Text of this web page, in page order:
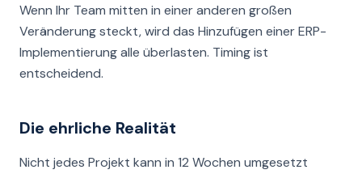
Wenn Ihr Team mitten in einer anderen großen
Veränderung steckt, wird das Hinzufügen einer ERP-
Implementierung alle überlasten. Timing ist
entscheidend.
Die ehrliche Realität
Nicht jedes Projekt kann in 12 Wochen umgesetzt